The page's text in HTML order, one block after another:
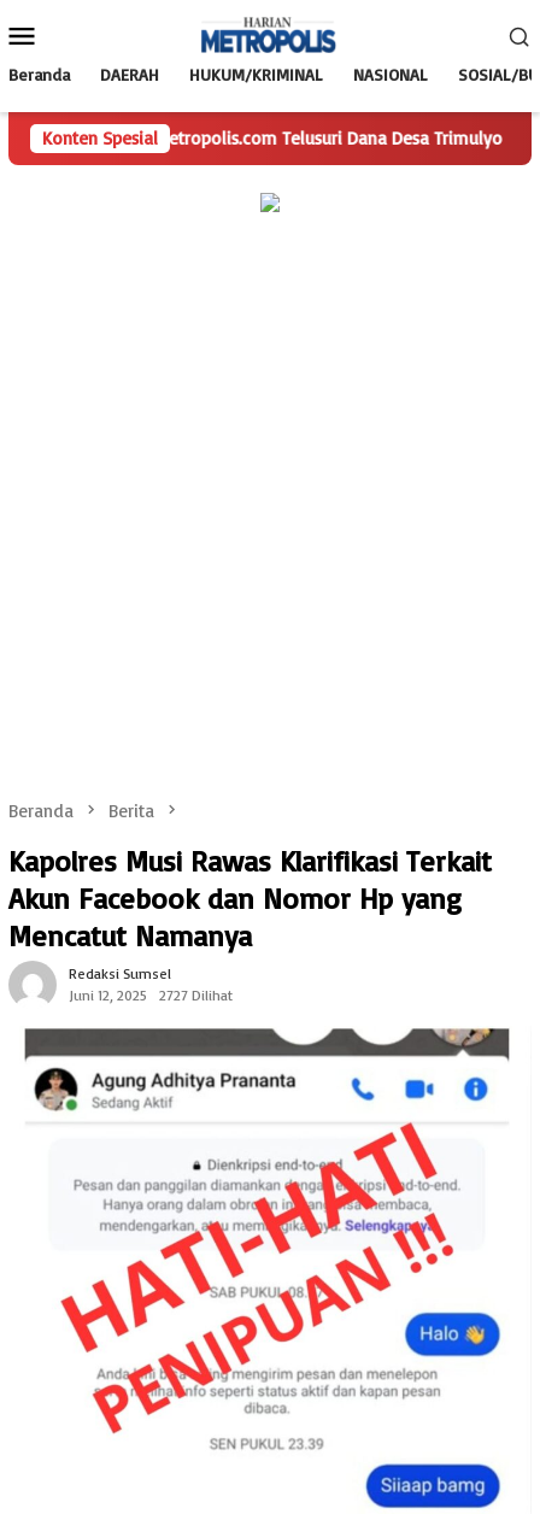
ke
Mobile
Beranda DAERAH HUKUM/KRIMINAL NASIONAL SOSIAL/
Konten Spesial
HarianMetropolis.com Telusuri Dana Desa Trimulyo
Beranda Berita
Kapolres Musi Rawas Klarifikasi Terkait
Akun Facebook dan Nomor Hp yang
Mencatut Namanya
Redaksi Sumsel
Juni 12, 2025
2727 Dilihat